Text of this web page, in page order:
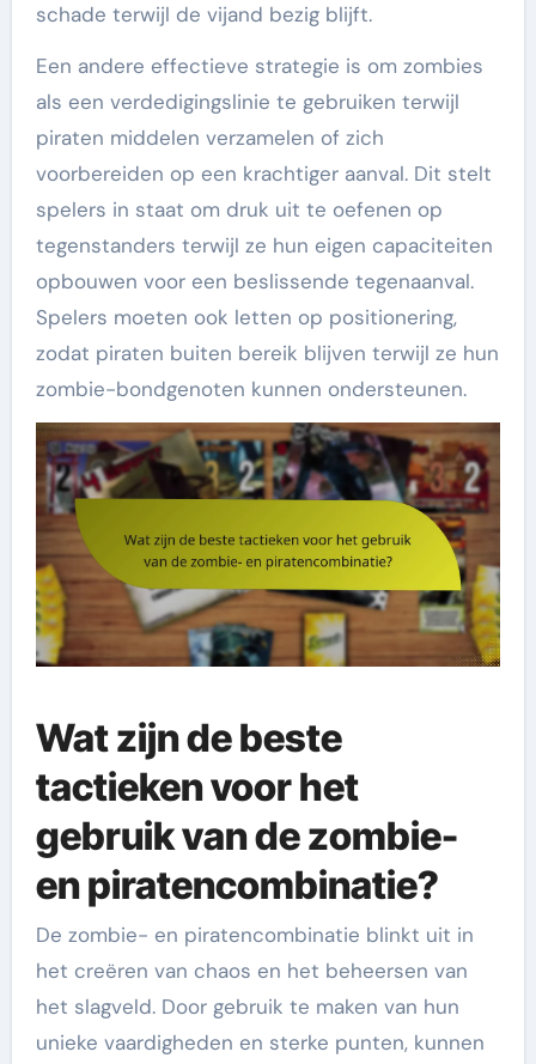
schade terwijl de vijand bezig blijft.
Een andere effectieve strategie is om zombies
als een verdedigingslinie te gebruiken terwijl
piraten middelen verzamelen of zich
voorbereiden op een krachtiger aanval. Dit stelt
spelers in staat om druk uit te oefenen op
tegenstanders terwijl ze hun eigen capaciteiten
opbouwen voor een beslissende tegenaanval.
Spelers moeten ook letten op positionering,
zodat piraten buiten bereik blijven terwijl ze hun
zombie-bondgenoten kunnen ondersteunen.
Wat zijn de beste
tactieken voor het
gebruik van de zombie-
en piratencombinatie?
De zombie- en piratencombinatie blinkt uit in
het creëren van chaos en het beheersen van
het slagveld. Door gebruik te maken van hun
unieke vaardigheden en sterke punten, kunnen